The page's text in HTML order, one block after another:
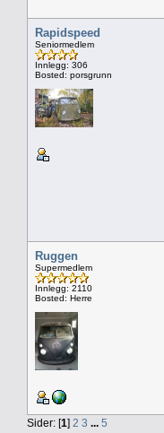
Rapidspeed
Seniormedlem
Innlegg: 306
Bosted: porsgrunn
Ruggen
Supermedlem
Innlegg: 2110
Bosted: Herre
Sider: [1] 2 3 ... 5